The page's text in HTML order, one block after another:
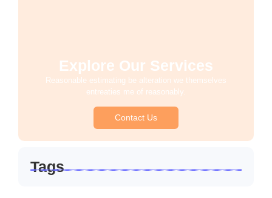
Explore Our Services
Reasonable estimating be alteration we themselves
entreaties me of reasonably.
Contact Us
Tags